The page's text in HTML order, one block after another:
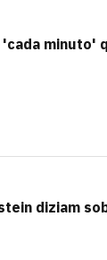
minuto'
diziam